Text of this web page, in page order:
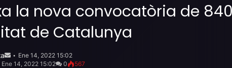
la nova convocatòria de
de Catalunya
emailEne 14, 2022 15:02
14, 2022 15:02
0 567